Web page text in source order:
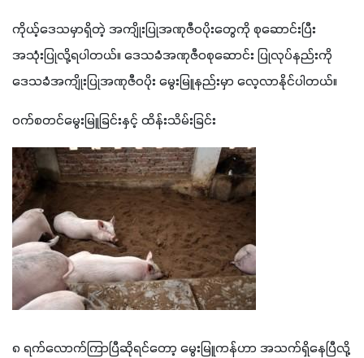
ကိုယ့်ဒေသမှာရှိတဲ့ အကျိုးပြုအဏုဇီဝပိုးတွေကို စုဆောင်းပြီး
အသုံးပြုလို့ရပါတယ်။ ဒေသခံအဏုဇီဝစုဆောင်း ပြုလုပ်နည်းကို
ဒေသခံအကျိုးပြုအဏုဇီဝပိုး မွေးမြူနည်းမှာ လေ့လာနိုင်ပါတယ်။
ဝက်စတင်မွေးမြူခြင်းနှင့် ထိန်းသိမ်းခြင်း
၈ ရက်လောက်ကြာပြီဆိုရင်တော့ မွေးမြူကန်ဟာ အသက်ရှိနေပြီလို့